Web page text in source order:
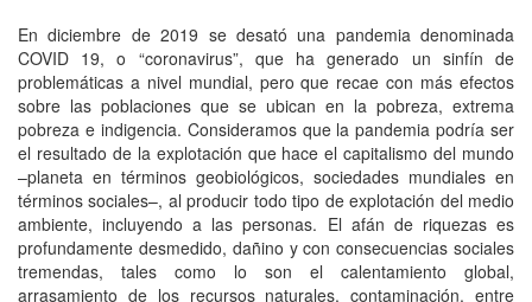
En diciembre de 2019 se desató una pandemia denominada
COVID 19, o “coronavirus”, que ha generado un sinfín de
problemáticas a nivel mundial, pero que recae con más efectos
sobre las poblaciones que se ubican en la pobreza, extrema
pobreza e indigencia. Consideramos que la pandemia podría ser
el resultado de la explotación que hace el capitalismo del mundo
–planeta en términos geobiológicos, sociedades mundiales en
términos sociales–, al producir todo tipo de explotación del medio
ambiente, incluyendo a las personas. El afán de riquezas es
profundamente desmedido, dañino y con consecuencias sociales
tremendas, tales como lo son el calentamiento global,
arrasamiento de los recursos naturales, contaminación, entre